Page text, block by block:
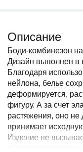
Описание
Боди-комбинезон
Дизайн выполнен в
Благодаря
нейлона, белье
деформируется,
фигуру. А за счет
растяжения, оно не
принимает
Изделие не